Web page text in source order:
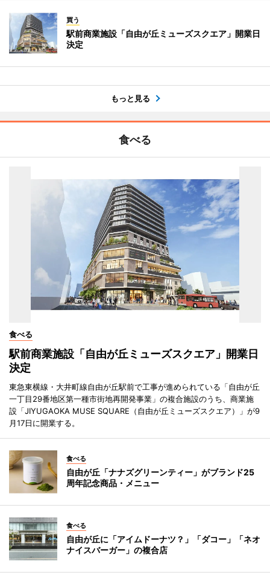
買う
駅前商業施設「自由が丘ミューズスクエア」開業日
決定
もっと見る
食べる
食べる
駅前商業施設「自由が丘ミューズスクエア」開業日
決定
東急東横線・大井町線自由が丘駅前で工事が進められている「自由が丘
一丁目29番地区第一種市街地再開発事業」の複合施設のうち、商業施
設「JIYUGAOKA MUSE SQUARE（自由が丘ミューズスクエア）」が9
月17日に開業する。
食べる
自由が丘「ナナズグリーンティー」がブランド25
周年記念商品・メニュー
食べる
自由が丘に「アイムドーナツ？」「ダコー」「ネオ
ナイスバーガー」の複合店